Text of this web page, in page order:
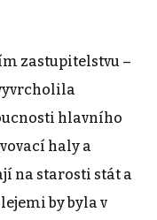
zastupitelstvu –⁠⁠⁠⁠⁠⁠
hlavního
haly a
na starosti stát a
by byla v